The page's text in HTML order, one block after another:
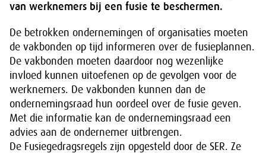
van werknemers bij een fusie te beschermen.
De betrokken ondernemingen of organisaties moeten
de vakbonden op tijd informeren over de fusieplannen.
De vakbonden moeten daardoor nog wezenlijke
invloed kunnen uitoefenen op de gevolgen voor de
werknemers. De vakbonden kunnen dan de
ondernemingsraad hun oordeel over de fusie geven.
Met die informatie kan de ondernemingsraad een
advies aan de ondernemer uitbrengen.
De Fusiegedragsregels zijn opgesteld door de SER. Ze